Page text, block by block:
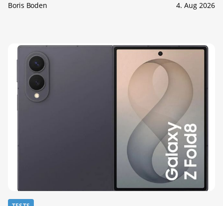
Boris Boden 4. Aug 2026